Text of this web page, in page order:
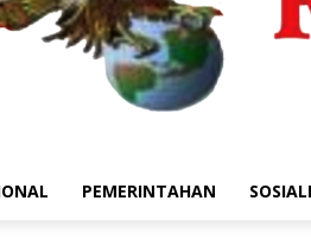
PEMERINTAHAN